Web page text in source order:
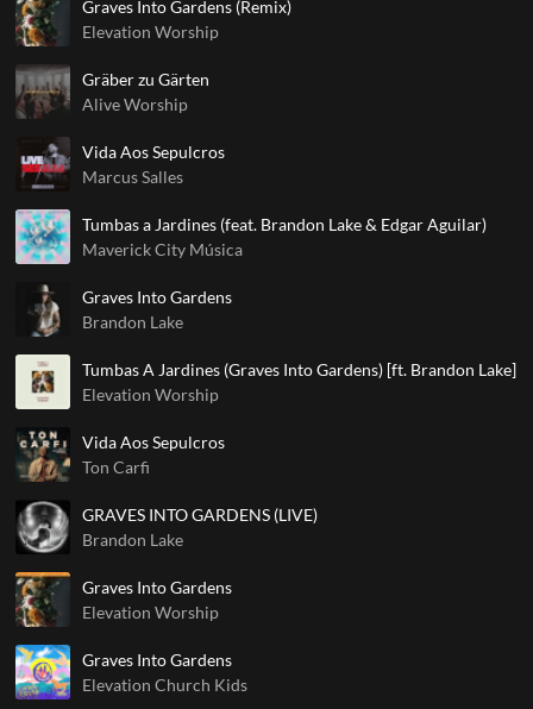
Graves Into Gardens (Remix)
Elevation Worship
Gräber zu Gärten
Alive Worship
Vida Aos Sepulcros
Marcus Salles
Tumbas a Jardines (feat. Brandon Lake & Edgar Aguilar)
Maverick City Música
Graves Into Gardens
Brandon Lake
Tumbas A Jardines (Graves Into Gardens) [ft. Brandon Lake]
Elevation Worship
Vida Aos Sepulcros
Ton Carfi
GRAVES INTO GARDENS (LIVE)
Brandon Lake
Graves Into Gardens
Elevation Worship
Graves Into Gardens
Elevation Church Kids